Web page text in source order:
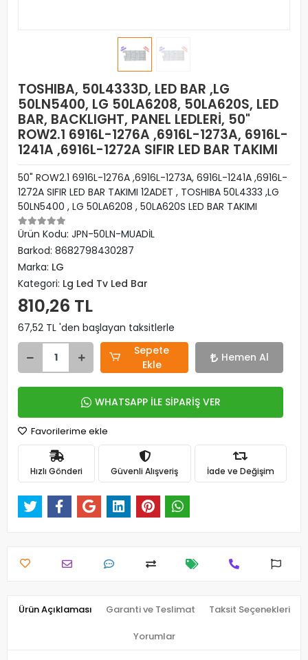
TOSHIBA, 50L4333D, LED BAR ,LG
50LN5400, LG 50LA6208, 50LA620S, LED
BAR, BACKLIGHT, PANEL LEDLERİ, 50"
ROW2.1 6916L-1276A ,6916L-1273A, 6916L-
1241A ,6916L-1272A SIFIR LED BAR TAKIMI
50" ROW2.1 6916L-1276A ,6916L-1273A, 6916L-1241A ,6916L-
1272A SIFIR LED BAR TAKIMI 12ADET , TOSHIBA 50L4333 ,LG
50LN5400 , LG 50LA6208 , 50LA620S LED BAR TAKIMI
Ürün Kodu: JPN-50LN-MUADİL
Barkod: 8682798430287
Marka: LG
Kategori: Lg Led Tv Led Bar
810,26 TL
67,52 TL 'den başlayan taksitlerle
Sepete
Ekle
Hemen Al
WHATSAPP İLE SİPARİŞ VER
Favorilerime ekle
Hızlı Gönderi Güvenli Alışveriş İade ve Değişim
Ürün Açıklaması Garanti ve Teslimat Taksit Seçenekleri
Yorumlar